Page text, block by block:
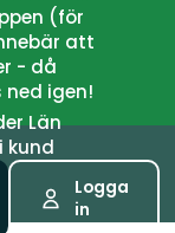
(för
att
- då
igen!
Län
kund
Logga
in